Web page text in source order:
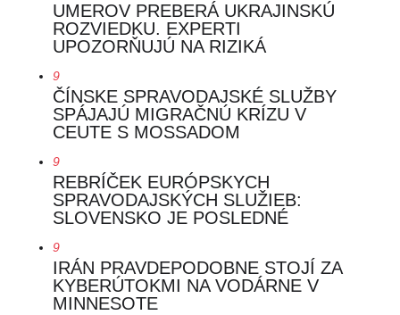
UMEROV PREBERÁ UKRAJINSKÚ
ROZVIEDKU. EXPERTI
UPOZORŇUJÚ NA RIZIKÁ
9
ČÍNSKE SPRAVODAJSKÉ SLUŽBY
SPÁJAJÚ MIGRAČNÚ KRÍZU V
CEUTE S MOSSADOM
9
REBRÍČEK EURÓPSKYCH
SPRAVODAJSKÝCH SLUŽIEB:
SLOVENSKO JE POSLEDNÉ
9
IRÁN PRAVDEPODOBNE STOJÍ ZA
KYBERÚTOKMI NA VODÁRNE V
MINNESOTE